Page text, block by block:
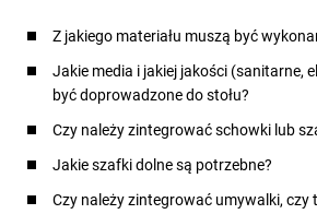
Z jakiego materiału muszą być
Jakie media i jakiej jakości (sanitarne,
być doprowadzone do stołu?
Czy należy zintegrować schowki lub
Jakie szafki dolne są potrzebne?
Czy należy zintegrować umywalki, czy